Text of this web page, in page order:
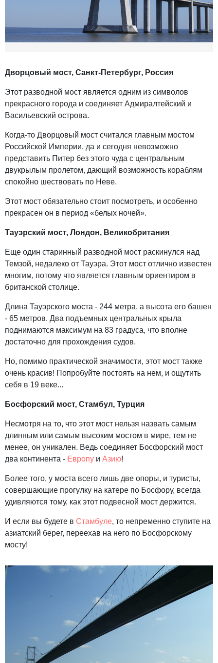
Дворцовый мост, Санкт-Петербург, Россия
Этот разводной мост является одним из символов
прекрасного города и соединяет Адмиралтейский и
Васильевский острова.
Когда-то Дворцовый мост считался главным мостом
Российской Империи, да и сегодня невозможно
представить Питер без этого чуда с центральным
двукрылым пролетом, дающий возможность кораблям
спокойно шествовать по Неве.
Этот мост обязательно стоит посмотреть, и особенно
прекрасен он в период «белых ночей».
Тауэрский мост, Лондон, Великобритания
Еще один старинный разводной мост раскинулся над
Темзой, недалеко от Тауэра. Этот мост отлично известен
многим, потому что является главным ориентиром в
британской столице.
Длина Тауэрского моста - 244 метра, а высота его башен
- 65 метров. Два подъемных центральных крыла
поднимаются максимум на 83 градуса, что вполне
достаточно для прохождения судов.
Но, помимо практической значимости, этот мост также
очень красив! Попробуйте постоять на нем, и ощутить
себя в 19 веке...
Босфорский мост, Стамбул, Турция
Несмотря на то, что этот мост нельзя назвать самым
длинным или самым высоким мостом в мире, тем не
менее, он уникален. Ведь соединяет Босфорский мост
два континента - Европу и Азию!
Более того, у моста всего лишь две опоры, и туристы,
совершающие прогулку на катере по Босфору, всегда
удивляются тому, как этот подвесной мост держится.
И если вы будете в Стамбуле, то непременно ступите на
азиатский берег, переехав на него по Босфорскому
мосту!